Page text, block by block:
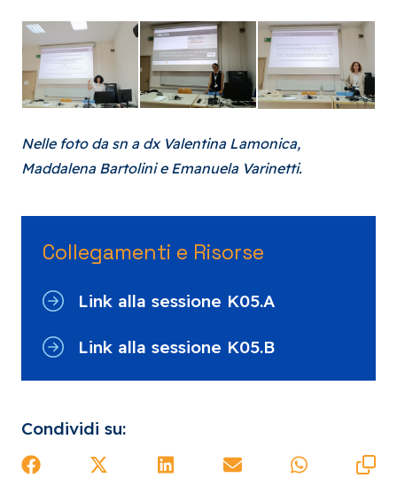
Nelle foto da sn a dx Valentina Lamonica,
Maddalena Bartolini e Emanuela Varinetti.
Collegamenti e Risorse
Link alla sessione K05.A
Link alla sessione K05.B
Condividi su: